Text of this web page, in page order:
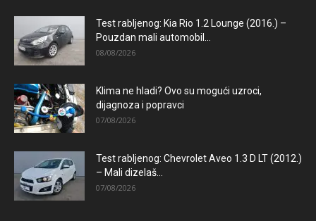
Test rabljenog: Kia Rio 1.2 Lounge (2016.) –
Pouzdan mali automobil...
08/08/2026
Klima ne hladi? Ovo su mogući uzroci,
dijagnoza i popravci
07/08/2026
Test rabljenog: Chevrolet Aveo 1.3 D LT (2012.)
– Mali dizelaš...
07/08/2026